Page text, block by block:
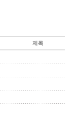
제목